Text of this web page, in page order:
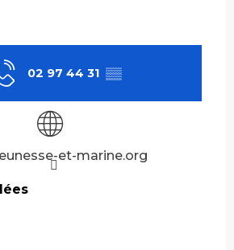
02 97 44 31 ▒▒
et-marine.org